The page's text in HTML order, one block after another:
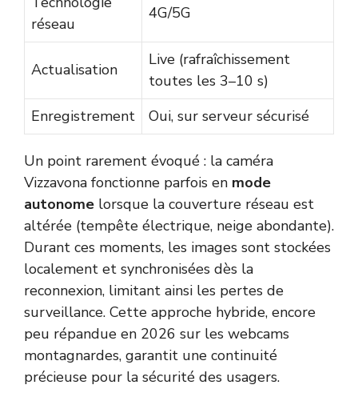
réseau
4G/5G
Actualisation
Live (rafraîchissement
toutes les 3–10 s)
Enregistrement
Oui, sur serveur sécurisé
Un point rarement évoqué : la caméra
Vizzavona fonctionne parfois en mode
autonome lorsque la couverture réseau est
altérée (tempête électrique, neige abondante).
Durant ces moments, les images sont stockées
localement et synchronisées dès la
reconnexion, limitant ainsi les pertes de
surveillance. Cette approche hybride, encore
peu répandue en 2026 sur les webcams
montagnardes, garantit une continuité
précieuse pour la sécurité des usagers.